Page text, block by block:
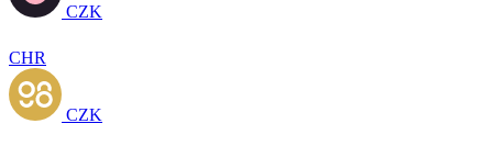
CZK
CHR
CZK